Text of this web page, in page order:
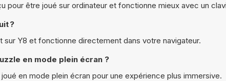
pour être joué sur ordinateur et fonctionne mieux avec un
?
sur Y8 et fonctionne directement dans votre navigateur.
en mode plein écran ?
en mode plein écran pour une expérience plus immersive.